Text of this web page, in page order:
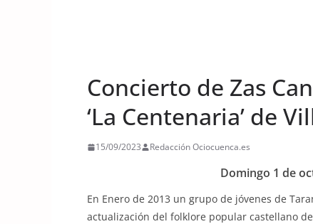
Concierto de Zas
‘La Centenaria’ de
15/09/2023 Redacción Ociocuenca.es
Domingo 1 de
En Enero de 2013 un grupo de jóvenes de
actualización del folklore popular castellano